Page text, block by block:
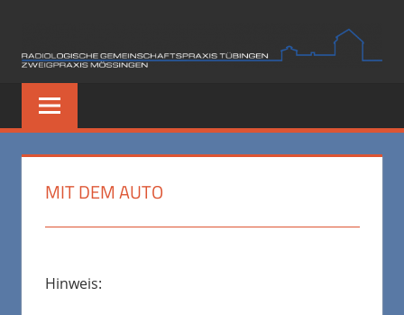
springen
MIT DEM AUTO
Hinweis: